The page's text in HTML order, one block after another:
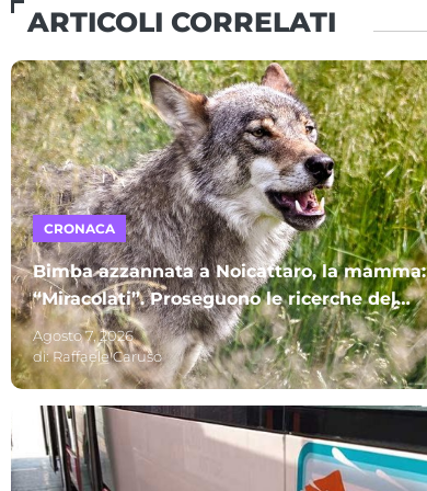
ARTICOLI CORRELATI
CRONACA
Bimba azzannata a Noicattaro, la mamma:
“Miracolati”. Proseguono le ricerche del
lupo
Agosto 7, 2026
di:Raffaele Caruso